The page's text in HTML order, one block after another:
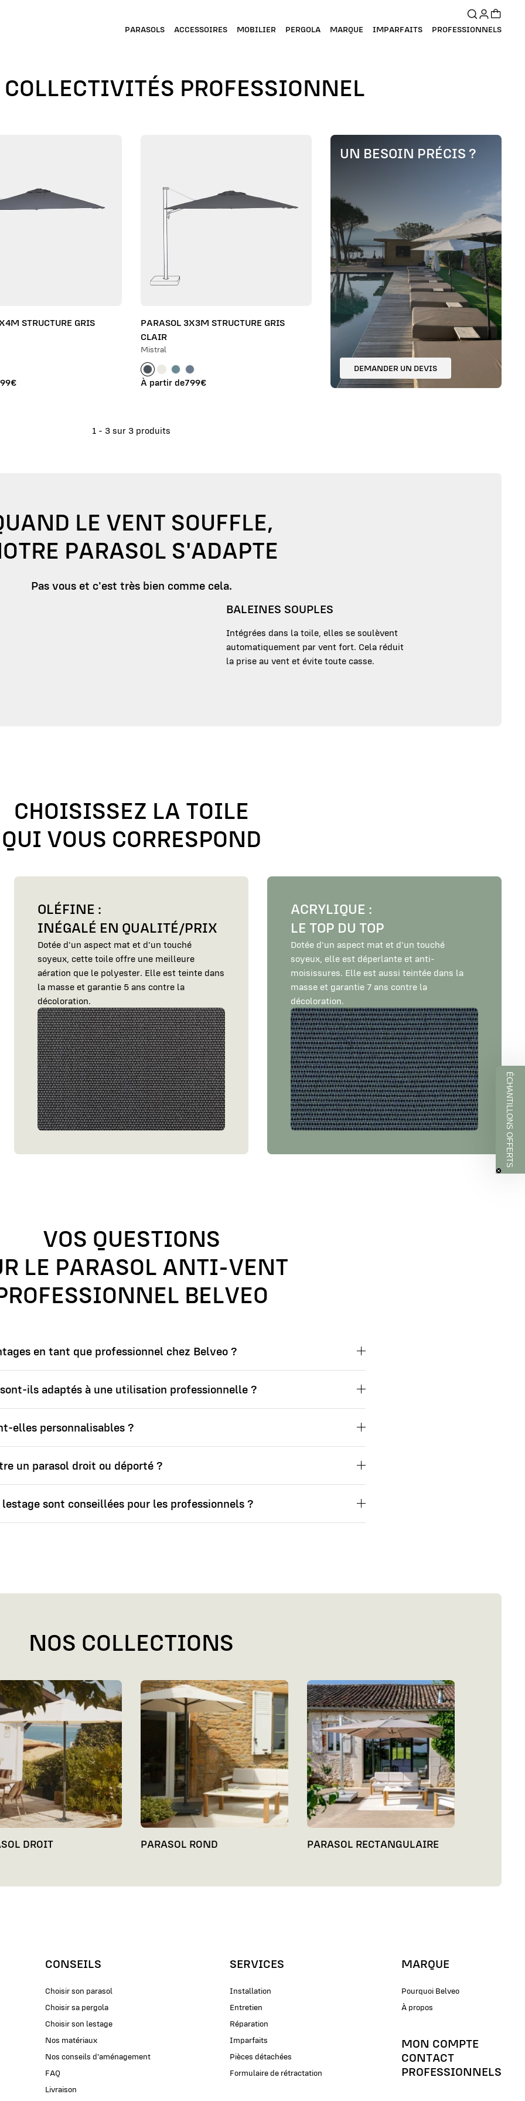
Recherche
Compte
Panier
PARASOLS
ACCESSOIRES MOBILIER PERGOLA MARQUE IMPARFAITS PROFESSIONNELS
PROFESSIONNEL
STRUCTURE GRIS
PARASOL 3X3M STRUCTURE GRIS
CLAIR
Mistral
À partir de799€
UN BESOIN PRÉCIS ?
DEMANDER UN DEVIS
1 - 3 sur 3 produits
LE VENT SOUFFLE,
PARASOL S'ADAPTE
Pas vous et c'est très bien comme cela.
BALEINES SOUPLES
Intégrées dans la toile, elles se soulèvent
automatiquement par vent fort. Cela réduit
la prise au vent et évite toute casse.
CHOISISSEZ LA TOILE
QUI VOUS CORRESPOND
OLÉFINE :
INÉGALÉ EN QUALITÉ/PRIX
Dotée d'un aspect mat et d'un touché
soyeux, cette toile offre une meilleure
aération que le polyester. Elle est teinte dans
la masse et garantie 5 ans contre la
décoloration.
ACRYLIQUE :
LE TOP DU TOP
Dotée d'un aspect mat et d'un touché
soyeux, elle est déperlante et anti-
moisissures. Elle est aussi teintée dans la
masse et garantie 7 ans contre la
décoloration.
VOS QUESTIONS
LE PARASOL ANTI-VENT
BELVEO
en tant que professionnel chez Belveo ?
ils adaptés à une utilisation professionnelle ?
elles personnalisables ?
un parasol droit ou déporté ?
sont conseillées pour les professionnels ?
NOS COLLECTIONS
DROIT PARASOL ROND PARASOL RECTANGULAIRE
CONSEILS
Choisir son parasol
Choisir sa pergola
Choisir son lestage
Nos matériaux
Nos conseils d'aménagement
FAQ
Livraison
SERVICES
Installation
Entretien
Réparation
Imparfaits
Pièces détachées
Formulaire de rétractation
MARQUE
Pourquoi Belveo
À propos
MON COMPTE
CONTACT
PROFESSIONNELS
ÉCHANTILLONS OFFERTS
VOS ÉCHANTILLONS OFFERTS
En vous inscrivant à notre newsletter
Adresse email
En cliquant sur “je m’inscris” j’accepte de recevoir des
communications par mail de la part de Belveo.